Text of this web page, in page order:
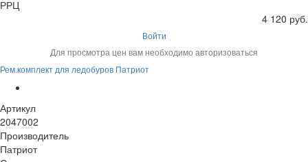
РРЦ
4 120 руб.
Войти
Для просмотра цен вам необходимо авторизоваться
Рем.комплект для ледобуров Патриот
Артикул
2047002
Производитель
Патриот